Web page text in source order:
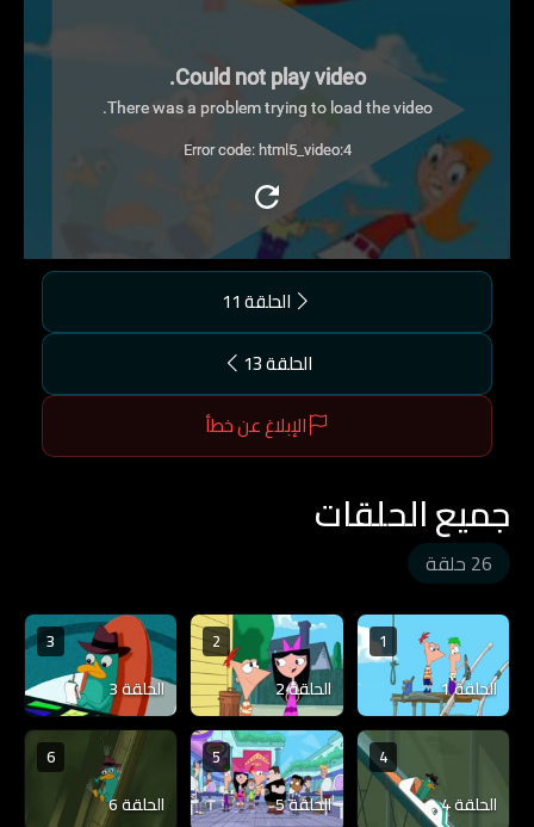
Could not play video.
There was a problem trying to load the video.
Error code: html5_video:4
الحلقة 11
الحلقة 13
الإبلاغ عن خطأ
جميع الحلقات
26 حلقة
1
الحلقة 1
2
الحلقة 2
3
الحلقة 3
4
الحلقة 4
5
الحلقة 5
6
الحلقة 6